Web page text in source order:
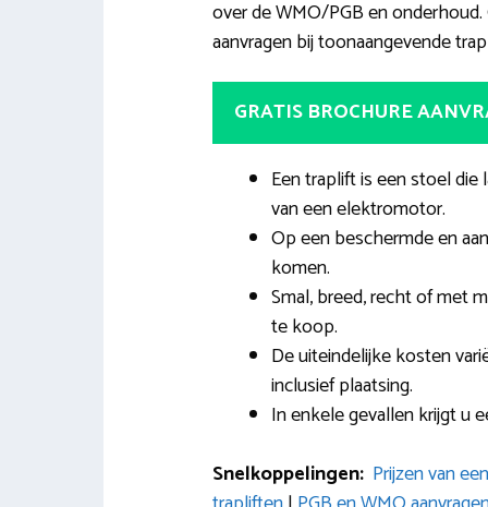
over de WMO/PGB en
aanvragen bij toonaangevende
GRATIS BROCHURE
Een traplift is een stoel
van een elektromotor.
Op een beschermde en
komen.
Smal, breed, recht of met
te koop.
De uiteindelijke kosten
inclusief plaatsing.
In enkele gevallen krijgt u
Snelkoppelingen: Prijzen van